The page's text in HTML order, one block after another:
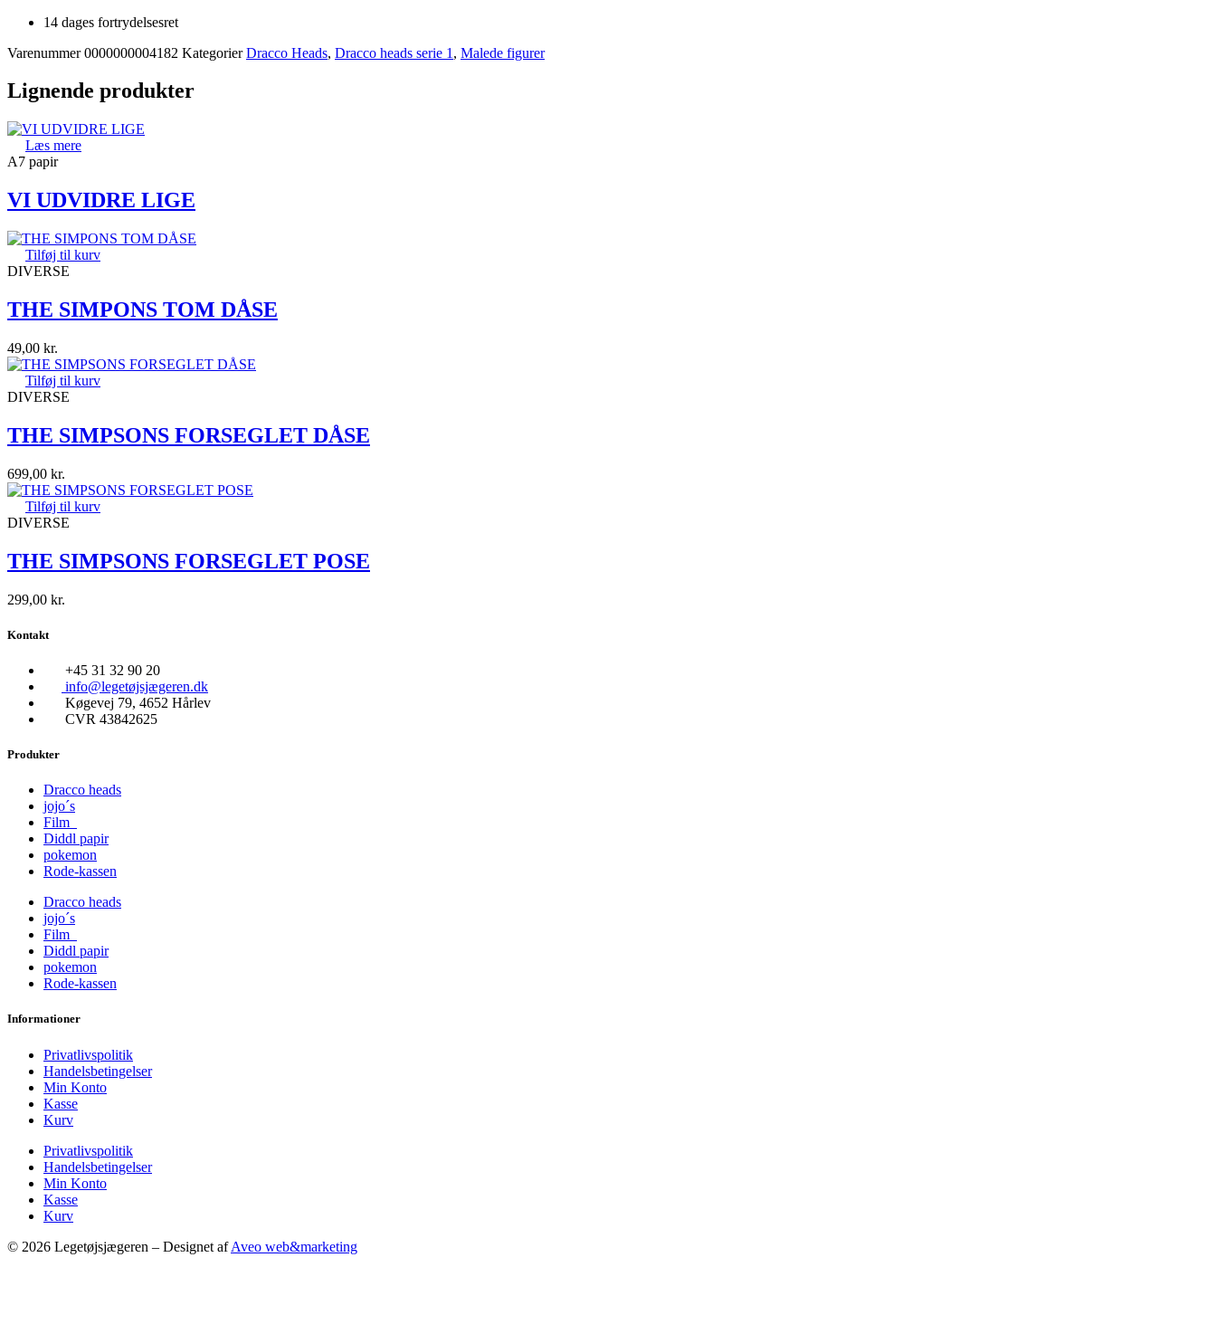
14 dages fortrydelsesret
Varenummer0000000004182 Kategorier Dracco Heads, Dracco heads serie 1 , Malede figurer
Lignende produkter
Læs mere
A7 papir
VI UDVIDRE LIGE
Tilføj til kurv
DIVERSE
THE SIMPONS TOM DÅSE
49,00 kr.
Tilføj til kurv
DIVERSE
THE SIMPSONS FORSEGLET DÅSE
699,00 kr.
Tilføj til kurv
DIVERSE
THE SIMPSONS FORSEGLET POSE
299,00 kr.
Kontakt
+45 31 32 90 20
info@legetøjsjægeren.dk
Køgevej 79, 4652 Hårlev
CVR 43842625
Produkter
Dracco heads
jojo´s
Film
Diddl papir
pokemon
Rode-kassen
Dracco heads
jojo´s
Film
Diddl papir
pokemon
Rode-kassen
Informationer
Privatlivspolitik
Handelsbetingelser
Min Konto
Kasse
Kurv
Privatlivspolitik
Handelsbetingelser
Min Konto
Kasse
Kurv
© 2026 Legetøjsjægeren – Designet afAveo web&marketing